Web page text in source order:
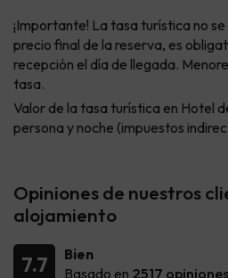
¡Importante! La tasa turística no
precio final de la reserva, es
recepción el día de llegada.
tasa.
Valor de la tasa turística en Hotel
persona y noche (impuestos
Opiniones de nuestros
alojamiento
7.7
Bien
Basado en 2517 opiniones